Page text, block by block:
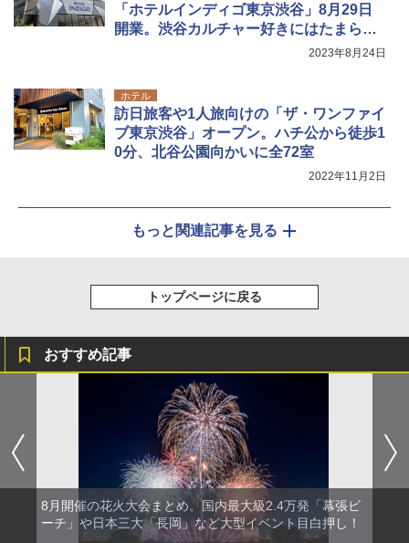
「ホテルインディゴ東京渋谷」8月29日
開業。渋谷カルチャー好きにはたまらな
2023年8月24日
ホテル
訪日旅客や1人旅向けの「ザ・ワンファイ
ブ東京渋谷」オープン。ハチ公から徒歩1
0分、北谷公園向かいに全72室
2022年11月2日
もっと関連記事を見る
トップページに戻る
おすすめ記事
8月開催の花火大会まとめ。国内最大級2.4万発「幕張ビ
ーチ」や日本三大「長岡」など大型イベント目白押し！